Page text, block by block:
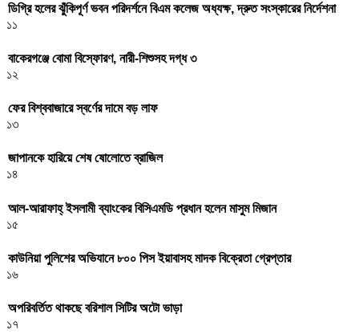
ডিগ্রি হলের ঝুঁকিপূর্ণ ভবন পরিদর্শনে বিএম কলেজ অধ্যক্ষ, দ্রুত সংস্কারের নির্দেশনা
১১
বাকেরগঞ্জে বোমা বিস্ফোরণ, নারী-শিশুসহ দগ্ধ ৩
১২
ফের বিশ্ববাজারে স্বর্ণের দামে বড় লাফ
১৩
জাপানকে হারিয়ে শেষ ষোলোতে ব্রাজিল
১৪
আল-আরাফাহ্ ইসলামী ব্যাংকের বিসিএমডি প্রধান হলেন মাসুম মিজান
১৫
কাউনিয়া পুলিশের অভিযানে ৮০০ পিস ইয়াবাসহ মাদক বিক্রেতা গ্রেপ্তার
১৬
অপরিবর্তিত থাকছে বরিশাল সিটির অটো ভাড়া
১৭